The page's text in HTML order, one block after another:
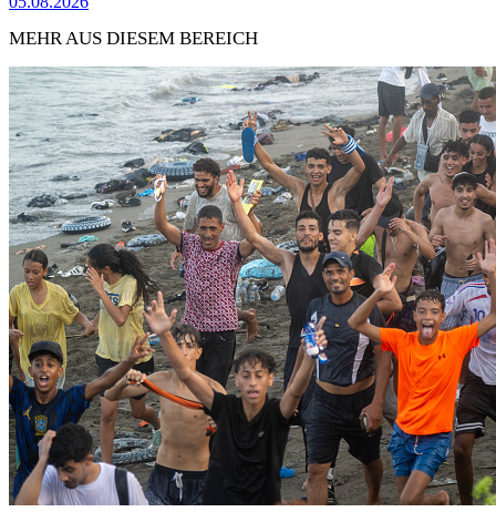
MEHR AUS DIESEM BEREICH